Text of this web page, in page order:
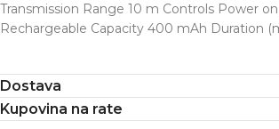
Transmission Range 10 m Controls Power
Rechargeable Capacity 400 mAh Duration
Dostava
Kupovina na rate